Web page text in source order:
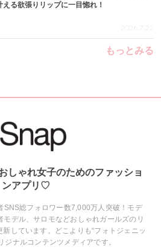
る欲張りリップに一目惚れ！
2026.7.22
もっとみる
しゃれ女子のためのファッショ
ンアプリ♡
SNS総フォロワー数7,000万人突破！モデ
デル、サロモなどおしゃれガールズのリ
しています。どこよりも“フォトジェニッ
ジナルコンテンツメディアです。